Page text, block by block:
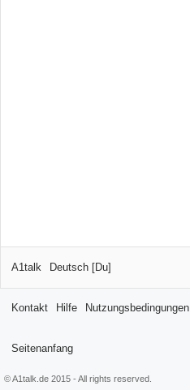
A1talk Deutsch [Du]
Kontakt Hilfe Nutzungsbedingungen
Seitenanfang
© A1talk.de 2015 - All rights reserved.